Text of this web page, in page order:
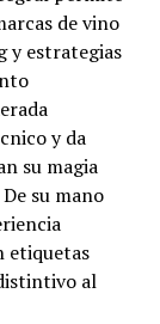
de vino
y estrategias
y da
su magia
su mano
etiquetas
al